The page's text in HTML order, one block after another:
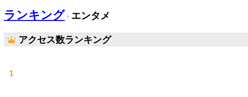
ランキング エンタメ
アクセス数ランキング
1